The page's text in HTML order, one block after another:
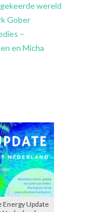
wereld
Gober
–
en Micha
Energy Update